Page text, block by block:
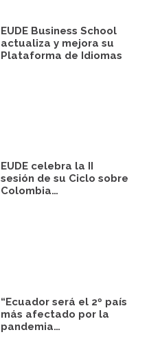
EUDE Business School
actualiza y mejora su
Plataforma de Idiomas
EUDE celebra la II
sesión de su Ciclo sobre
Colombia…
“Ecuador será el 2º país
más afectado por la
pandemia…